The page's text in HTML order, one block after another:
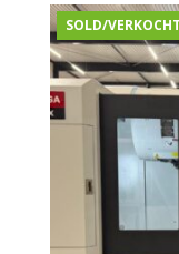
SOLD/VERKOCHT